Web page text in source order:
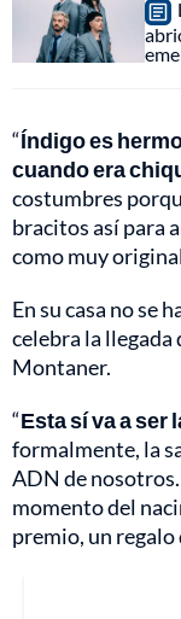
“Índigo es
cuando era
costumbres
bracitos así para
como muy
En su casa no se
celebra la llegada
Montaner.
“Esta sí va a ser
formalmente, la
ADN de
momento del
premio, un regalo